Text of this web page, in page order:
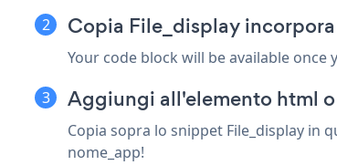
Copia File_display
Your code block will be available once
Aggiungi all'elemento html
Copia sopra lo snippet File_display in
nome_app!